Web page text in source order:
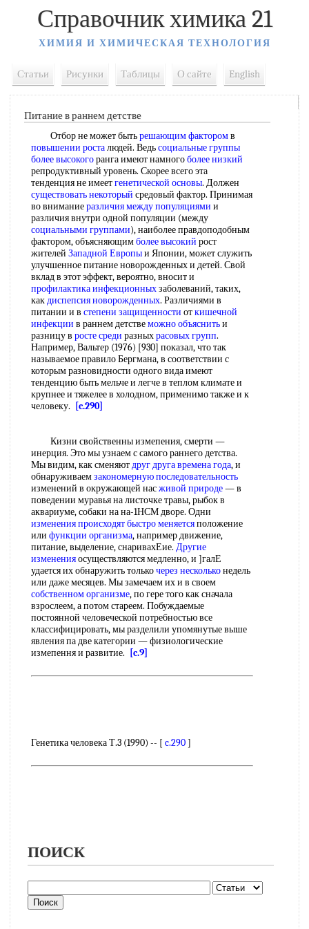
Справочник химика 21
ХИМИЯ И ХИМИЧЕСКАЯ ТЕХНОЛОГИЯ
Статьи Рисунки Таблицы О сайте English
Питание в раннем детстве
Отбор не может бытьрешающим факторомв
повышении росталюдей. Ведьсоциальные группы
более высокогоранга имеют намногоболее низкий
репродуктивный уровень. Скорее всего эта
тенденция не имеетгенетической основы. Должен
существовать некоторый средовый фактор. Принимая
во вниманиеразличия между популяциями и
различия внутри одной популяции (между
социальными группами), наиболее правдоподобным
фактором, объясняющимболее высокий рост
жителей Западной Европыи Японии, может служить
улучшенное питание новорожденных и детей. Свой
вклад в этот эффект, вероятно, вносит и
профилактика инфекционныхзаболеваний, таких,
какдиспепсия новорожденных. Различиями в
питании и в степени защищенности откишечной
инфекции в раннем детствеможно объяснитьи
разницу в росте среди разныхрасовых групп.
Например, Вальтер (1976) [930] показал, что так
называемое правило Бергмана, в соответствии с
которым разновидности одного вида имеют
тенденцию быть мельче и легче в теплом климате и
крупнее и тяжелее в холодном, применимо также и к
человеку.
[c.290]
Кизни свойственны измепения, смерти —
инерция. Это мы узнаем с самого раннего детства.
Мы видим, как сменяютдруг другавремена года, и
обнаруживаемзакономерную последовательность
изменений в окружающей насживой природе— в
поведении муравья на листочке травы, рыбок в
аквариуме, собаки на на-1НСМ дворе. Одни
изменения происходятбыстро меняетсяположение
или функции организма, например движение,
питание, выделение, снаривахЕие. Другие
измененияосуществляются медленно, и ]галЕ
удается их обнаружить толькочерез нескольконедель
или даже месяцев. Мы замечаем их и в своем
собственном организме, по гере того как сначала
взрослеем, а потом стареем. Побуждаемые
постоянной человеческой потребностью все
классифицировать, мы разделили упомянутые выше
явления па две категории — физиологические
измепення и развитие.
[c.9]
Генетика человека Т.3 (1990) -- [ c.290]
ПОИСК